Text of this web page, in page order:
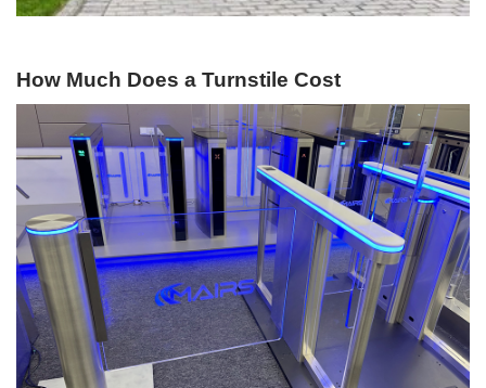
How Much Does a Turnstile Cost